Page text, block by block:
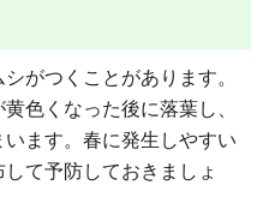
がつくことがあります。
色くなった後に落葉し、
ます。春に発生しやすい
て予防しておきましょ